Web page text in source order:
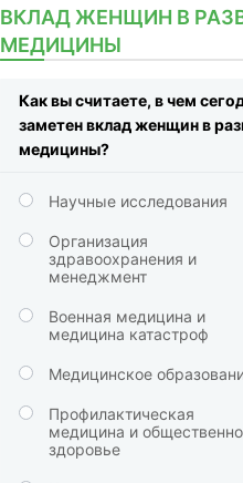
ВКЛАД ЖЕНЩИН В
МЕДИЦИНЫ
Как вы считаете, в чем
заметен вклад женщин в
медицины?
Научные исследования
Организация
здравоохранения и
менеджмент
Военная медицина и
медицина катастроф
Медицинское
Профилактическая
медицина и
здоровье